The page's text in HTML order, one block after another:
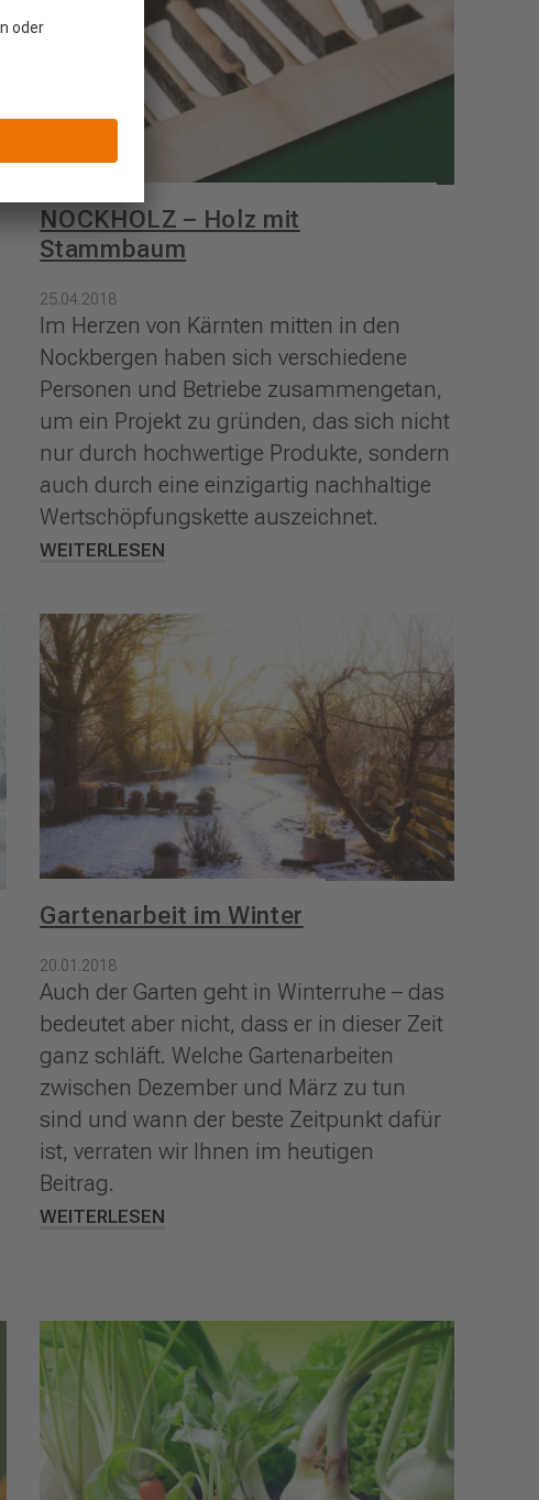
NOCKHOLZ – Holz mit
Stammbaum
25.04.2018
Im Herzen von Kärnten mitten in den
Nockbergen haben sich verschiedene
Personen und Betriebe zusammengetan,
um ein Projekt zu gründen, das sich nicht
nur durch hochwertige Produkte, sondern
auch durch eine einzigartig nachhaltige
Wertschöpfungskette auszeichnet.
WEITERLESEN
Gartenarbeit im Winter
20.01.2018
Auch der Garten geht in Winterruhe – das
bedeutet aber nicht, dass er in dieser Zeit
ganz schläft. Welche Gartenarbeiten
zwischen Dezember und März zu tun
sind und wann der beste Zeitpunkt dafür
ist, verraten wir Ihnen im heutigen
Beitrag.
WEITERLESEN